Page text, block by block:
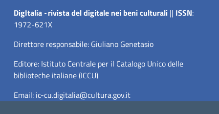
DigItalia -rivista del digitale nei beni culturali || ISSN:
1972-621X
Direttore responsabile: Giuliano Genetasio
Editore: Istituto Centrale per il Catalogo Unico delle
biblioteche italiane (ICCU)
Email: ic-cu.digitalia@cultura.gov.it